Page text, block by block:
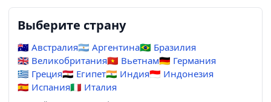
Выберите страну
🇦🇺 Австралия🇦🇷 Аргентина🇧🇷 Бразилия
🇬🇧 Великобритания🇻🇳 Вьетнам🇩🇪 Германия
🇬🇷 Греция🇪🇬 Египет🇮🇳 Индия🇮🇩 Индонезия
🇪🇸 Испания🇮🇹 Италия